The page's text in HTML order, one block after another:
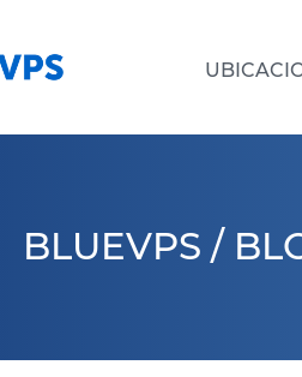
CHIPRE
BLUEVPS /